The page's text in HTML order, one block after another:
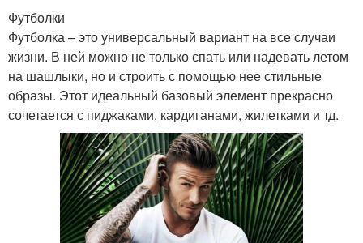
Футболки
Футболка – это универсальный вариант на все случаи
жизни. В ней можно не только спать или надевать летом
на шашлыки, но и строить с помощью нее стильные
образы. Этот идеальный базовый элемент прекрасно
сочетается с пиджаками, кардиганами, жилетками и тд.